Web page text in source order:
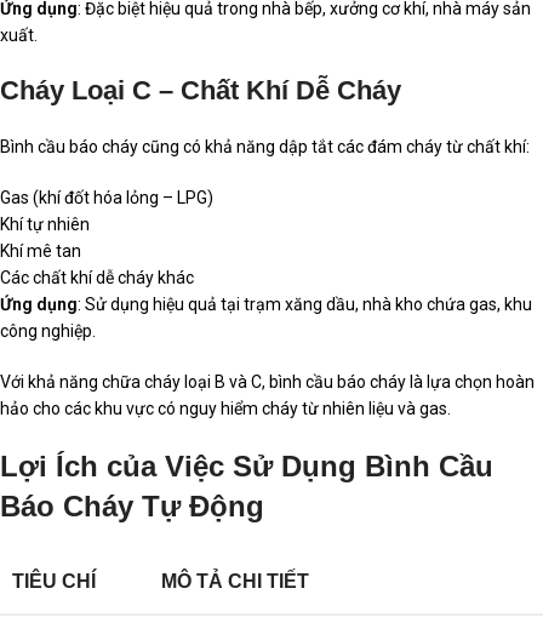
Ứng dụng: Đặc biệt hiệu quả trong nhà bếp, xưởng cơ khí, nhà máy sản
xuất.
Cháy Loại C – Chất Khí Dễ Cháy
Bình cầu báo cháy cũng có khả năng dập tắt các đám cháy từ chất khí:
Gas (khí đốt hóa lỏng – LPG)
Khí tự nhiên
Khí mê tan
Các chất khí dễ cháy khác
Ứng dụng: Sử dụng hiệu quả tại trạm xăng dầu, nhà kho chứa gas, khu
công nghiệp.
Với khả năng chữa cháy loại B và C, bình cầu báo cháy là lựa chọn hoàn
hảo cho các khu vực có nguy hiểm cháy từ nhiên liệu và gas.
Lợi Ích của Việc Sử Dụng Bình Cầu
Báo Cháy Tự Động
TIÊU CHÍ MÔ TẢ CHI TIẾT